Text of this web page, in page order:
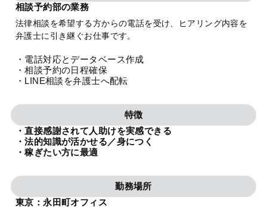
相談予約部の業務
法律相談を希望する方からの電話を受け、ヒアリング内容を
弁護士に引き継ぐお仕事です。
・電話対応とデータベース作成
・相談予約の日程確保
・LINE相談を弁護士へ配転
特徴
・直接感謝されて人助けを実感できる
・法的知識が活かせる／身につく
・稼ぎたい方に最適
勤務場所
東京：永田町オフィス
特設サイト
相談先情報サイト
プライバシーポリシー 利用規約 内部通報
TikTok受賞